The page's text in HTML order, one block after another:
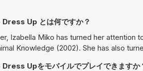
Up とは何ですか？
Izabella Miko has turned her attention
Knowledge (2002). She has also
Upをモバイルでプレイできますか